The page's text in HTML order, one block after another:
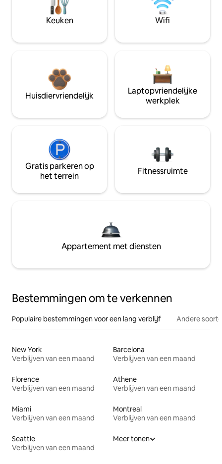
Keuken Wifi
Huisdiervriendelijk
Laptopvriendelijke
werkplek
Gratis parkeren op
het terrein
Fitnessruimte
Appartement met diensten
Bestemmingen om te verkennen
Populaire bestemmingen voor een lang verblijf Andere
New York
Verblijven van een maand
Barcelona
Verblijven van een maand
Florence
Verblijven van een maand
Athene
Verblijven van een maand
Miami
Verblijven van een maand
Montreal
Verblijven van een maand
Seattle
Verblijven van een maand
Meer tonen